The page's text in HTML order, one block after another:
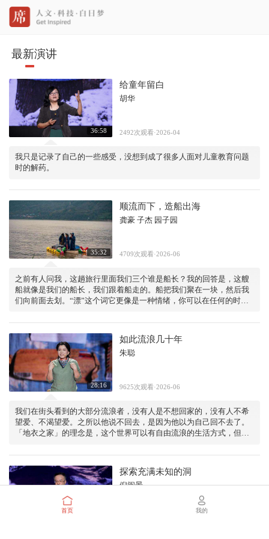
最新演讲
36:58
给童年留白
胡华
2492次观看·2026-04
我只是记录了自己的一些感受，没想到成了很多人面对儿童教育问题
时的解药。
35:32
顺流而下，造船出海
龚豪 子杰 园子园
4709次观看·2026-06
之前有人问我，这趟旅行里面我们三个谁是船长？我的回答是，这艘
船就像是我们的船长，我们跟着船走的。船把我们聚在一块，然后我
们向前面去划。“漂”这个词它更像是一种情绪，你可以在任何的时候
28:16
如此流浪几十年
朱聪
9625次观看·2026-06
我们在街头看到的大部分流浪者，没有人是不想回家的，没有人不希
望爱、不渴望爱。之所以他说不回去，是因为他以为自己回不去了。
「地衣之家」的理念是，这个世界可以有自由流浪的生活方式，但不
探索充满未知的洞
倪闽景
首页 我的